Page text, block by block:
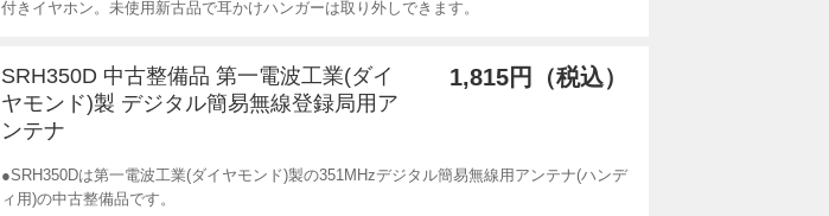
付きイヤホン。未使用新古品で耳かけハンガーは取り外しできます。
SRH350D 中古整備品 第一電波工業(ダイ
ヤモンド)製 デジタル簡易無線登録局用ア
ンテナ
1,815円（税込）
●SRH350Dは第一電波工業(ダイヤモンド)製の351MHzデジタル簡易無線用アンテナ(ハンデ
ィ用)の中古整備品です。